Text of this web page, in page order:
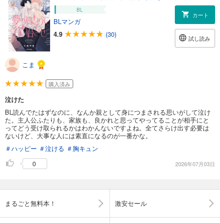
BL
BLマンガ
4.9
(30)
カート
試し読み
こま
購入済み
泣けた
BL読んでたはずなのに、なんか親として身につまされる思いがして泣け
た。主人公ふたりも、家族も、良かれと思ってやってることが相手にと
ってどう受け取られるかはわかんないですよね。全てさらけ出す必要は
ないけど、大事な人には素直になるのが一番かな。
＃ハッピー ＃泣ける ＃胸キュン
0
2026年07月03日
まるごと無料本！ 激安セール